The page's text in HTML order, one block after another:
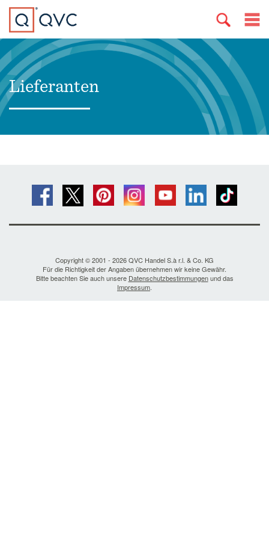
Lieferanten
Copyright © 2001 - 2026 QVC Handel S.à r.l. & Co. KG
Für die Richtigkeit der Angaben übernehmen wir keine Gewähr.
Bitte beachten Sie auch unsere Datenschutzbestimmungenund das
Impressum.